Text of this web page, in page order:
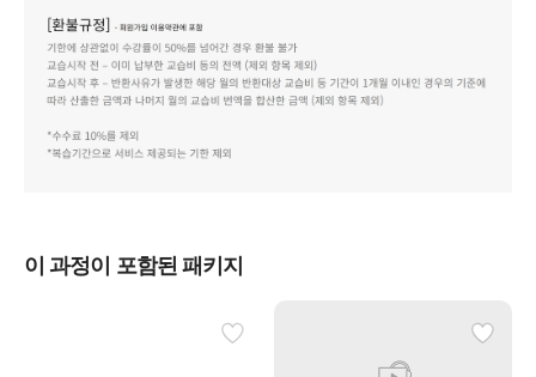
이 과정이 포함된 패키지